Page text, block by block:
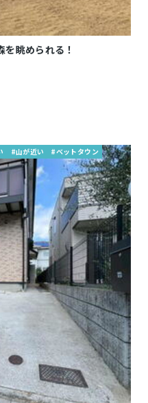
眺められる！
#山が近い #ベットタウン